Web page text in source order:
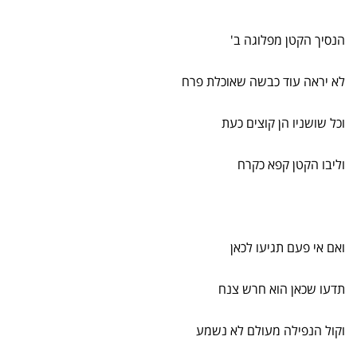
הנסיך הקטן מפלוגה ב'
לא יראה עוד כבשה שאוכלת פרח
וכל שושניו הן קוצים כעת
וליבו הקטן קפא כקרח
ואם אי פעם תגיעו לכאן
תדעו שכאן הוא חרש צנח
וקול הנפילה מעולם לא נשמע